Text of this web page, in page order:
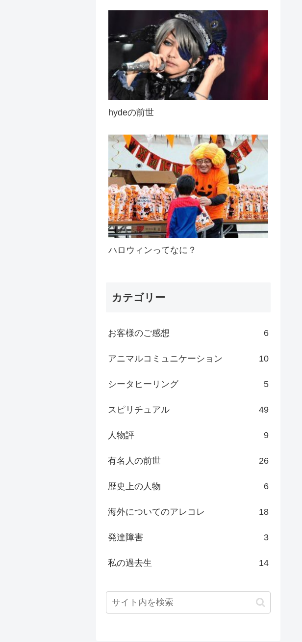
hydeの前世
ハロウィンってなに？
カテゴリー
お客様のご感想 6
アニマルコミュニケーション 10
シータヒーリング 5
スピリチュアル 49
人物評 9
有名人の前世 26
歴史上の人物 6
海外についてのアレコレ 18
発達障害 3
私の過去生 14